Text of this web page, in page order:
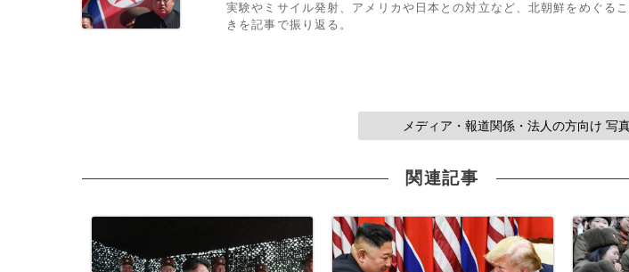
実験やミサイル発射、アメリカや日本との対立など、北朝鮮をめぐる
きを記事で振り返る。
メディア・報道関係・法人の方向け 写
関連記事